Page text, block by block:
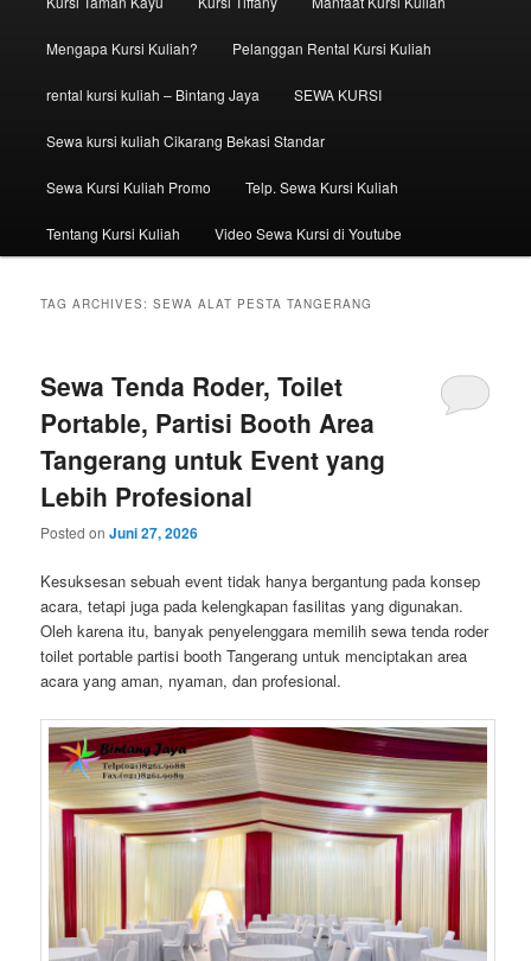
Mengapa Kursi Kuliah? Pelanggan Rental Kursi Kuliah
rental kursi kuliah – Bintang Jaya SEWA KURSI
Sewa kursi kuliah Cikarang Bekasi Standar
Sewa Kursi Kuliah Promo Telp. Sewa Kursi Kuliah
Tentang Kursi Kuliah Video Sewa Kursi di Youtube
TAG ARCHIVES:SEWA ALAT PESTA TANGERANG
Sewa Tenda Roder, Toilet
Portable, Partisi Booth Area
Tangerang untuk Event yang
Lebih Profesional
Posted onJuni 27, 2026
Kesuksesan sebuah event tidak hanya bergantung pada konsep
acara, tetapi juga pada kelengkapan fasilitas yang digunakan.
Oleh karena itu, banyak penyelenggara memilih sewa tenda roder
toilet portable partisi booth Tangerang untuk menciptakan area
acara yang aman, nyaman, dan profesional.